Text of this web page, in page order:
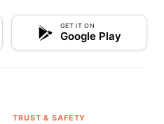
GET IT ON
Google Play
TRUST & SAFETY